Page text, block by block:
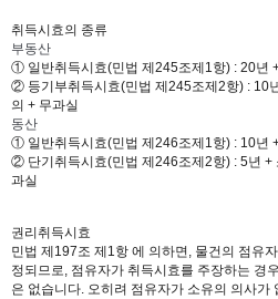
취득시효의 종류
부동산
① 일반취득시효(민법 제245조제1항) : 20년
② 등기부취득시효(민법 제245조제2항) : 10
의 + 무과실
동산
① 일반취득시효(민법 제246조제1항) : 10년
② 단기취득시효(민법 제246조제2항) : 5년 +
과실
권리취득시효
민법 제197조 제1항 에 의하면, 물건의 점유
정되므로, 점유자가 취득시효를 주장하는 경
은 없습니다. 오히려 점유자가 소유의 의사가